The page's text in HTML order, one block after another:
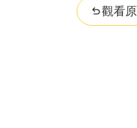
觀看